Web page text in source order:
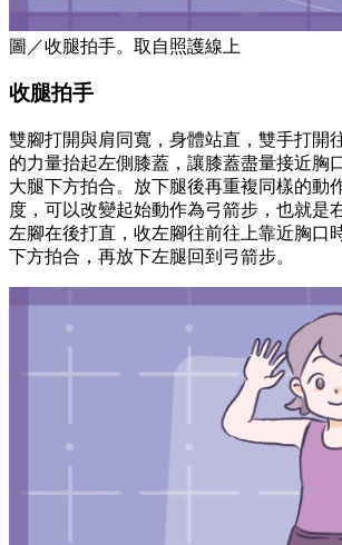
圖／收腿拍手。取自照護線上
收腿拍手
雙腳打開與肩同寬，身體站直，雙手打開
的力量抬起左側膝蓋，讓膝蓋盡量接近胸
大腿下方拍合。放下腿後再重複同樣的動
度，可以改變起始動作為弓箭步，也就是
左腳在後打直，收左腳往前往上靠近胸口
下方拍合，再放下左腿回到弓箭步。